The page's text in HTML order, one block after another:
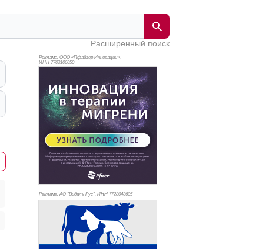
Расширенный поиск
Реклама. ООО «Пфайзер Инновации»,
ИНН 7703106050
Реклама. АО "Видаль Рус", ИНН 7728043605